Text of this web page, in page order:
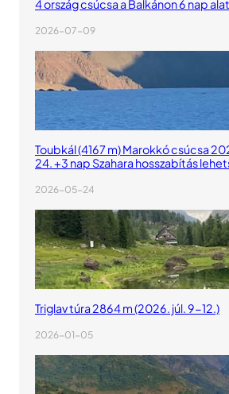
4 ország csúcsa a Balkánon 6 nap
2026-07-09
Toubkál (4167 m) Marokkó csúcsa
24. +3 nap Szahara hosszabítás
2026-05-24
Triglav túra 2864 m (2026. júl. 9-12.)
2026-01-05